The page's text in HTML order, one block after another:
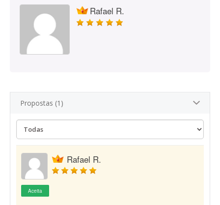
Rafael R.
Propostas (1)
Rafael R.
Aceita